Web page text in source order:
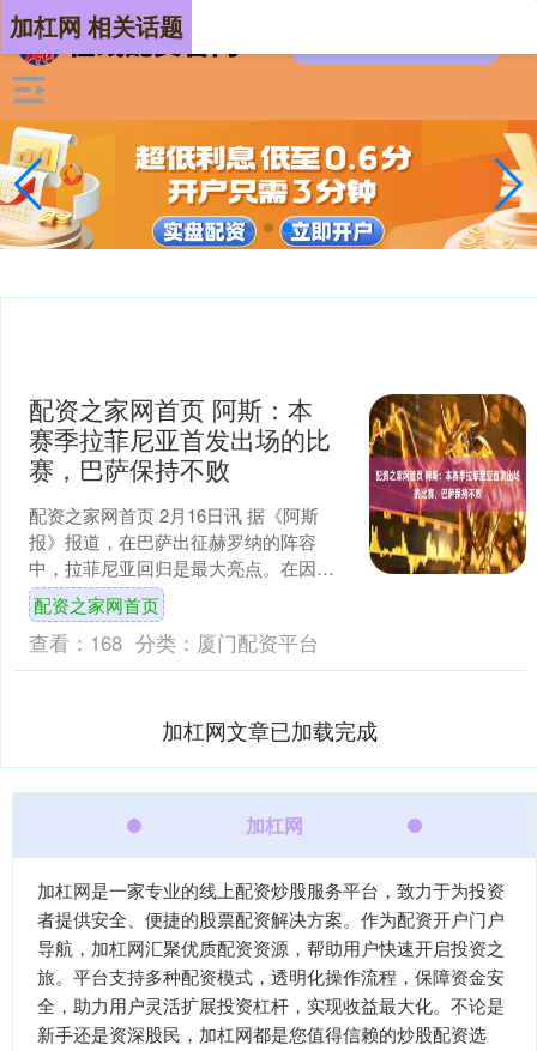
加杠网 相关话题
配资之家网首页 阿斯：本
赛季拉菲尼亚首发出场的比
赛，巴萨保持不败
配资之家网首页 2月16日讯 据《阿斯
报》报道，在巴萨出征赫罗纳的阵容
中，拉菲尼亚回归是最大亮点。在因肌
肉拉伤缺席两周后，拉菲尼亚回到大名
单。 值得注意的是，拉....
配资之家网首页
查看： 168 分类： 厦门配资平台
加杠网文章已加载完成
加杠网
加杠网是一家专业的线上配资炒股服务平台，致力于为投资
者提供安全、便捷的股票配资解决方案。作为配资开户门户
导航，加杠网汇聚优质配资资源，帮助用户快速开启投资之
旅。平台支持多种配资模式，透明化操作流程，保障资金安
全，助力用户灵活扩展投资杠杆，实现收益最大化。不论是
新手还是资深股民，加杠网都是您值得信赖的炒股配资选